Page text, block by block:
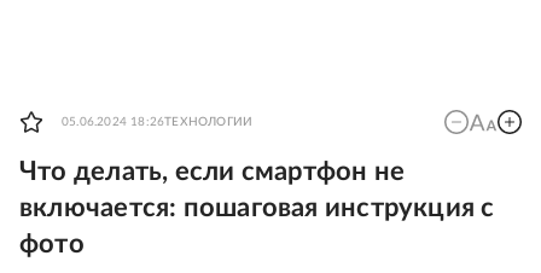
05.06.2024 18:26ТЕХНОЛОГИИ
Что делать, если смартфон не
включается: пошаговая инструкция с
фото